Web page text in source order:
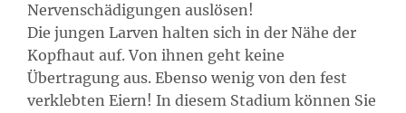
Nervenschädigungen auslösen!
Die jungen Larven halten sich in der Nähe der
Kopfhaut auf. Von ihnen geht keine
Übertragung aus. Ebenso wenig von den fest
verklebten Eiern! In diesem Stadium können Sie